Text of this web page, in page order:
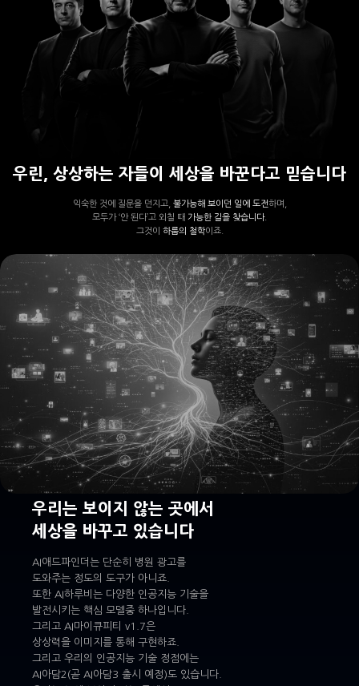
우린, 상상하는 자들이 세상을 바꾼다고 믿습니다
익숙한 것에 질문을 던지고, 불가능해 보이던 일에 도전하며,
모두가 ‘안 된다’고 외칠 때 가능한 길을 찾습니다.
그것이 하룹의 철학이죠.
우리는 보이지 않는 곳에서
세상을 바꾸고 있습니다
AI애드파인더는 단순히 병원 광고를
도와주는 정도의 도구가 아니죠.
또한 AI하루비는 다양한 인공지능 기술을
발전시키는 핵심 모델중 하나입니다.
그리고 AI마이큐피티 v1.7은
상상력을 이미지를 통해 구현하죠.
그리고 우리의 인공지능 기술 정점에는
AI아담2(곧 AI아담3 출시 예정)도 있습니다.